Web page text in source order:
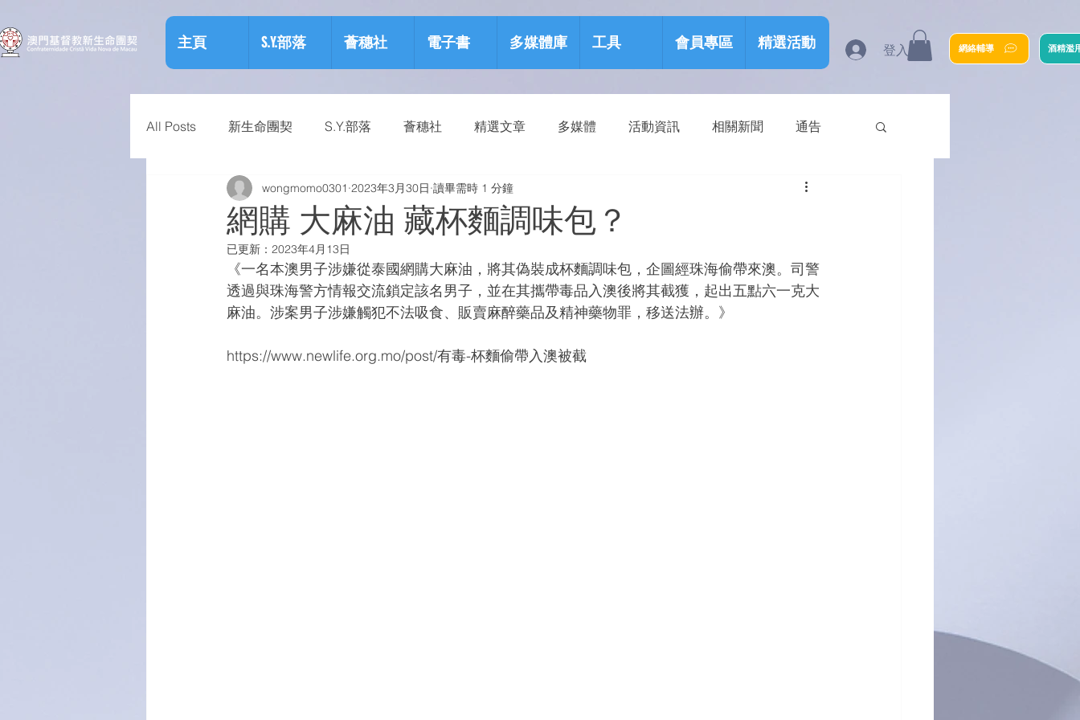
主頁 S.Y.部落 薈穗社 電子書 多媒體庫 工具 會員專區 精選活動 登入 網絡輔導 酒精濫
All Posts 新生命團契 S.Y.部落 薈穗社 精選文章 多媒體 活動資訊 相關新聞 通告
相關資訊 預防物質濫用資源包 健康生活
網購 大麻油 藏杯麵調味包？
wongmomo0301 2023年3月30日 讀畢需時 1 分鐘
已更新： 2023年4月13日
《一名本澳男子涉嫌從泰國網購大麻油，將其偽裝成杯麵調味包，企圖經珠海偷帶來澳。司警
透過與珠海警方情報交流鎖定該名男子，並在其攜帶毒品入澳後將其截獲，起出五點六一克大
麻油。涉案男子涉嫌觸犯不法吸食、販賣麻醉藥品及精神藥物罪，移送法辦。》
https://www.newlife.org.mo/post/有毒-杯麵偷帶入澳被截